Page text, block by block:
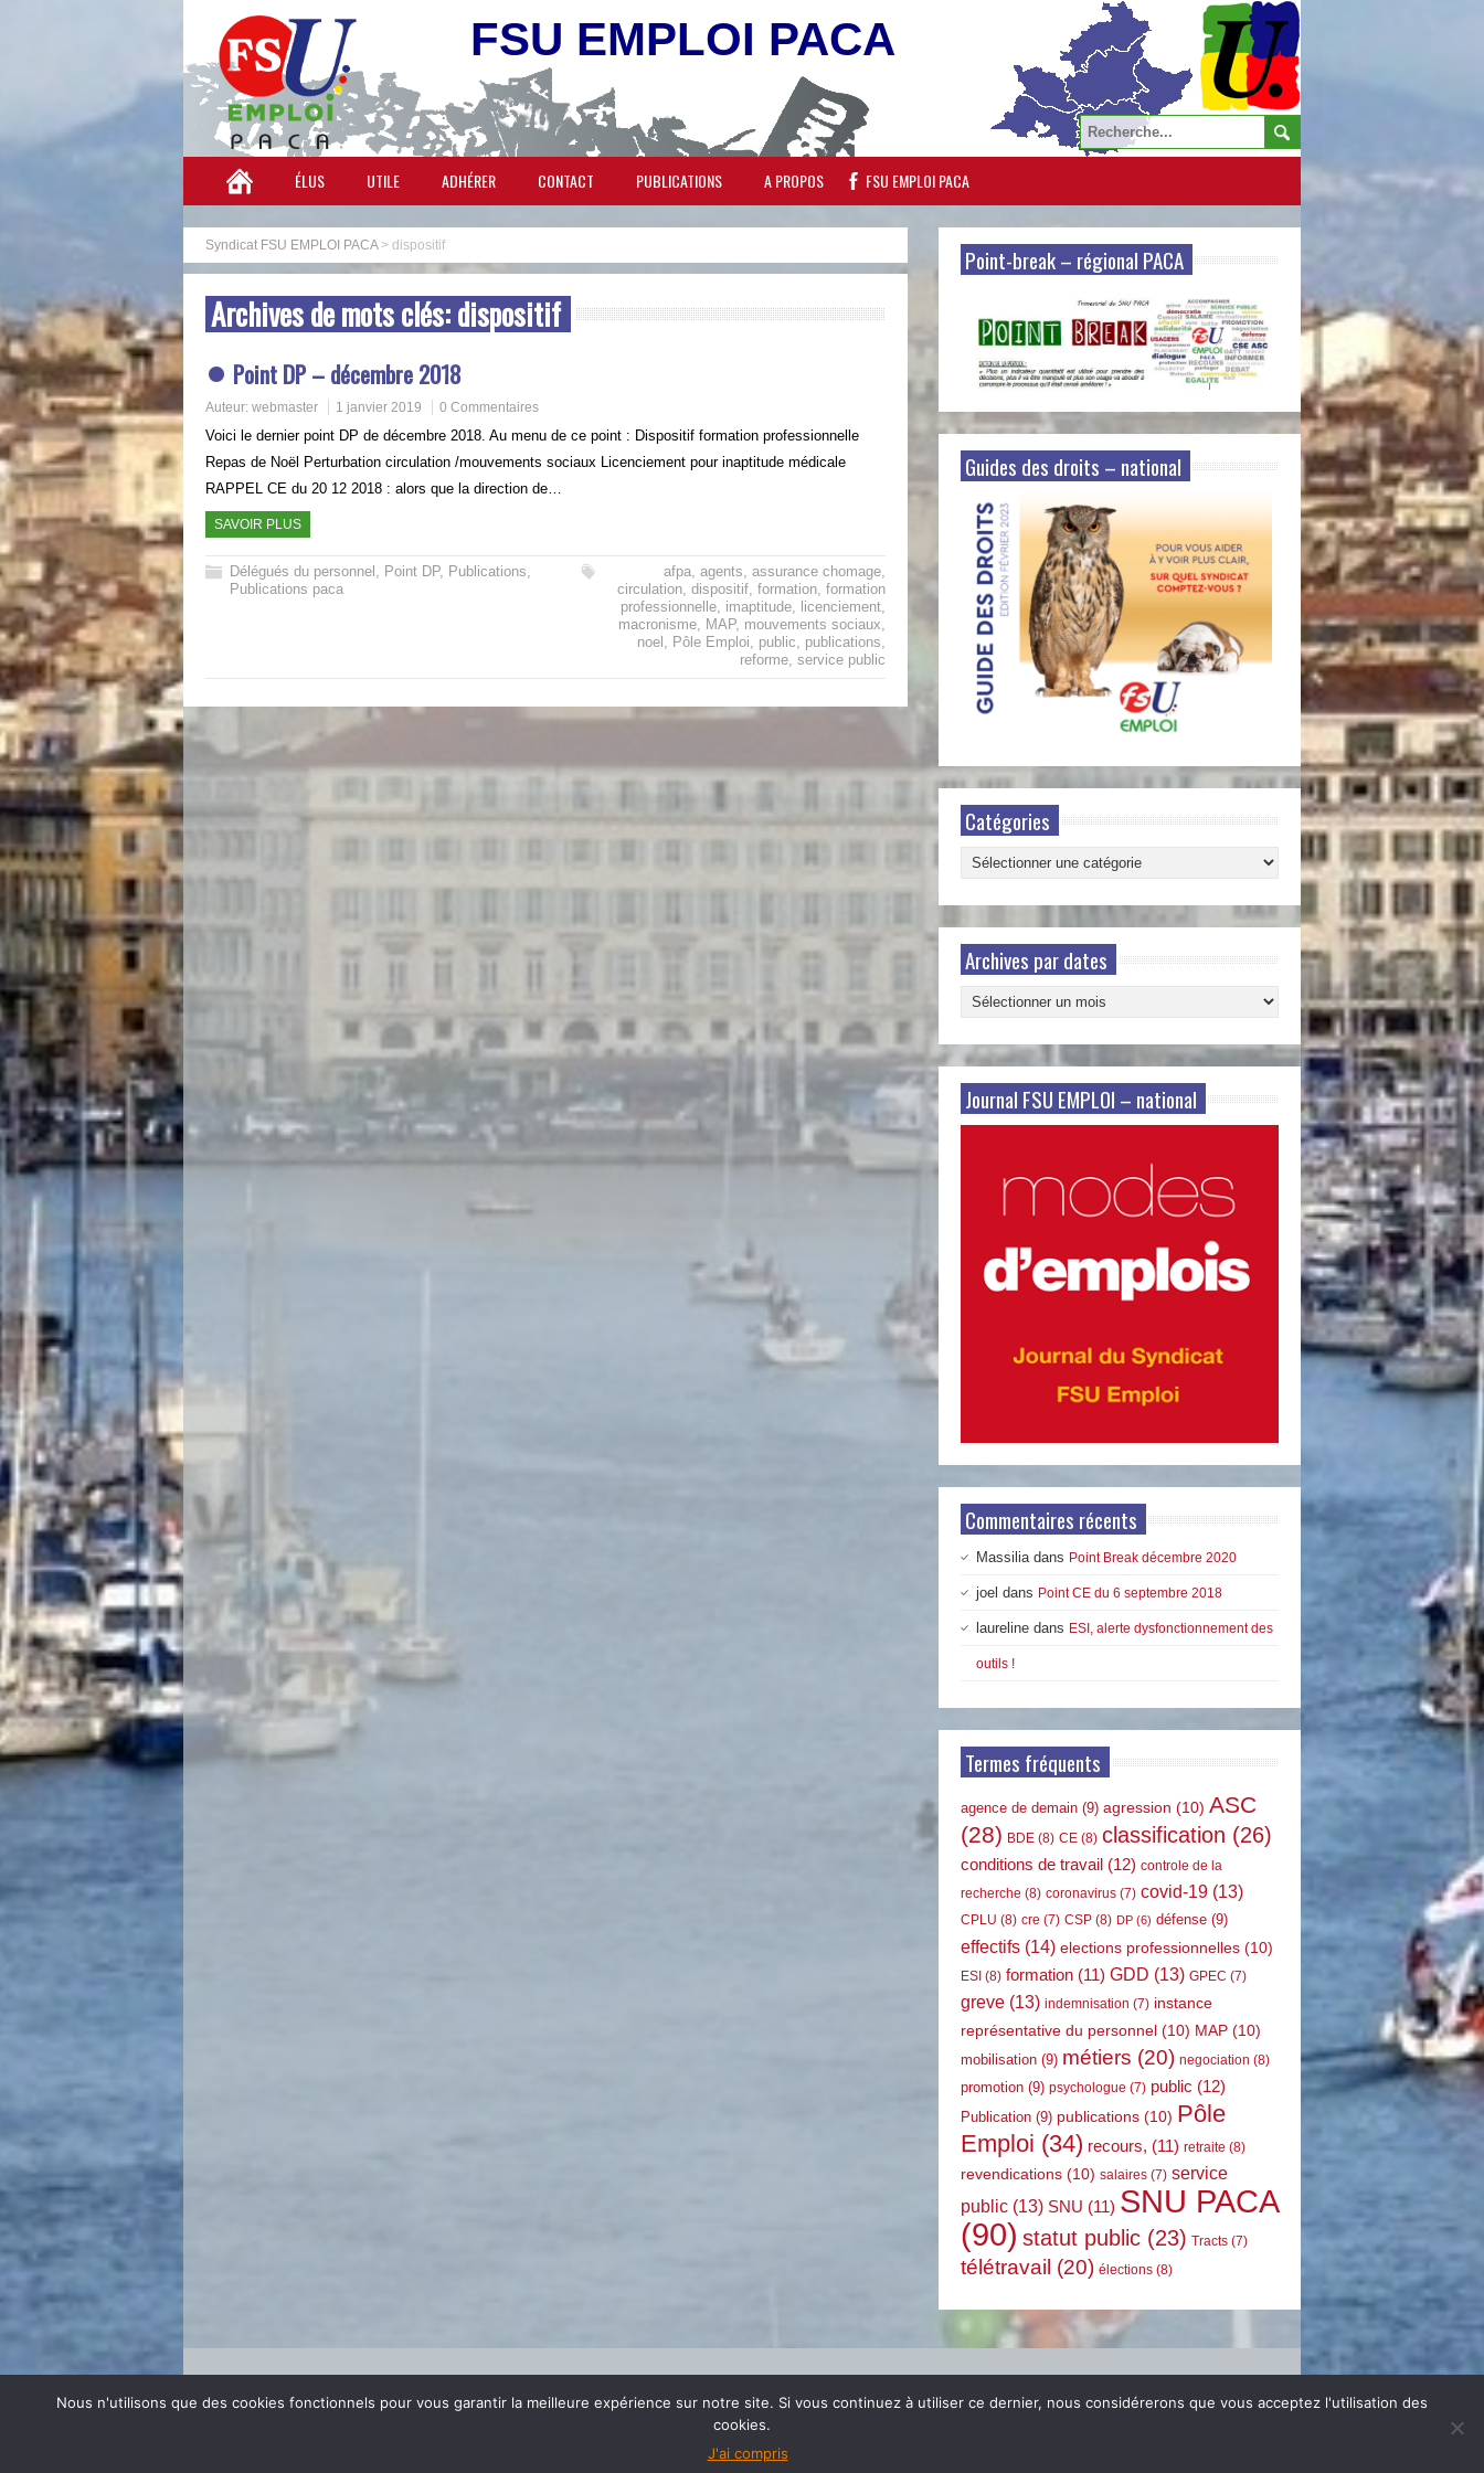
FSU EMPLOI PACA
ÉLUS UTILE ADHÉRER CONTACT PUBLICATIONS A PROPOS FSU EMPLOI PACA
Syndicat FSU EMPLOI PACA> dispositif
Archives de mots clés:dispositif
Point DP – décembre 2018
Auteur: webmaster 1 janvier 2019 0 Commentaires
Voici le dernier point DP de décembre 2018. Au menu de ce point : Dispositif formation professionnelle
Repas de Noël Perturbation circulation /mouvements sociaux Licenciement pour inaptitude médicale
RAPPEL CE du 20 12 2018 : alors que la direction de…
SAVOIR PLUS
Délégués du personnel , Point DP, Publications,
Publications paca
afpa, agents, assurance chomage,
circulation, dispositif, formation, formation
professionnelle, imaptitude, licenciement,
macronisme, MAP, mouvements sociaux,
noel , Pôle Emploi, public, publications,
reforme, service public
Point-break – régional PACA
Guides des droits – national
Catégories
Catégories
Archives par dates
Archives
par
dates
Journal FSU EMPLOI – national
Commentaires récents
Massilia dans Point Break décembre 2020
joel dans Point CE du 6 septembre 2018
laureline dans ESI, alerte dysfonctionnement des
outils !
Termes fréquents
agence de demain (9) agression (10) ASC
(28) BDE (8) CE (8) classification (26)
conditions de travail (12) controle de la
recherche (8) coronavirus (7) covid-19 (13)
CPLU (8) cre (7) CSP (8) DP (6) défense (9)
effectifs (14) elections professionnelles (10)
ESI (8) formation (11) GDD (13) GPEC (7)
greve (13) indemnisation (7) instance
représentative du personnel (10) MAP (10)
mobilisation (9) métiers (20) negociation (8)
promotion (9) psychologue (7) public (12)
Publication (9) publications (10) Pôle
Emploi (34) recours, (11) retraite (8)
revendications (10) salaires (7) service
public (13) SNU (11) SNU PACA
(90) statut public (23) Tracts (7)
télétravail (20) élections (8)
Se connecter
© 2024 FSU EMPLOI PACA |mentions légales
Nous n'utilisons que des cookies fonctionnels pour vous garantir la meilleure expérience sur notre site. Si vous continuez à utiliser ce dernier, nous considérerons que vous acceptez l'utilisation des
cookies.
J'ai compris